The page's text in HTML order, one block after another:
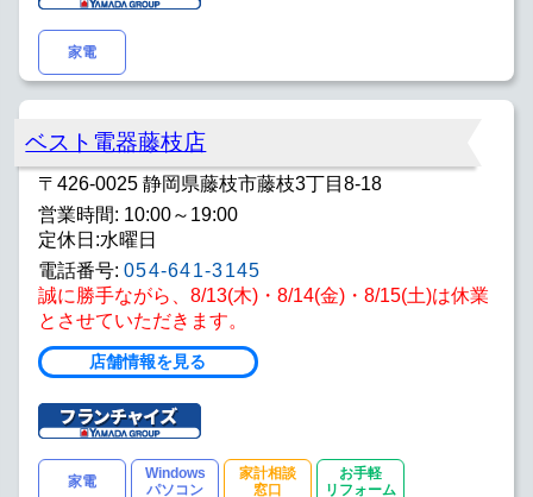
家電
ベスト電器藤枝店
〒426-0025 静岡県藤枝市藤枝3丁目8-18
営業時間: 10:00～19:00
定休日:水曜日
電話番号: 054-641-3145
誠に勝手ながら、8/13(木)・8/14(金)・8/15(土)は休業
とさせていただきます。
店舗情報を見る
家電
Windows
パソコン
家計相談
窓口
お手軽
リフォーム